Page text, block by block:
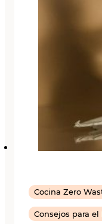
Cocina Zero
Consejos para el